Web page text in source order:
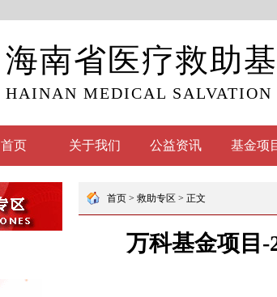
海南省医疗救助
HAINAN MEDICAL SALVATION
首页 关于我们 公益资讯 基金项